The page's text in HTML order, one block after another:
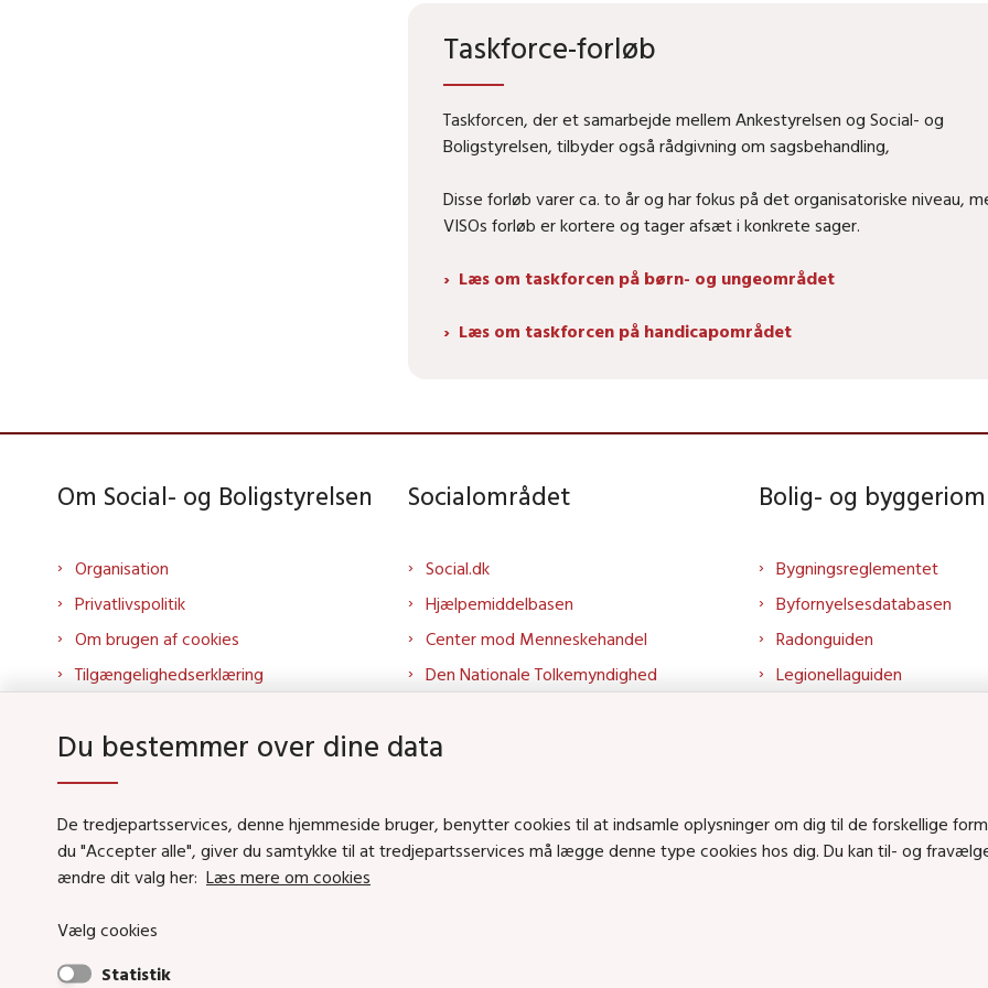
Taskforce-forløb
Taskforcen, der et samarbejde mellem Ankestyrelsen og Social- og
Boligstyrelsen, tilbyder også rådgivning om sagsbehandling,
Disse forløb varer ca. to år og har fokus på det organisatoriske niveau,
VISOs forløb er kortere og tager afsæt i konkrete sager.
Læs om taskforcen på børn- og ungeområdet
Læs om taskforcen på handicapområdet
Om Social- og Boligstyrelsen
Organisation
Privatlivspolitik
Om brugen af cookies
Tilgængelighedserklæring
Kontakt os
Whistleblowerordning
About us
Socialområdet
Social.dk
Hjælpemiddelbasen
Center mod Menneskehandel
Den Nationale Tolkemyndighed
Tolkeportalen
Socialområdet på YouTube
Podcasts på SoundCloud
Bolig- og
Bygningsreglementet
Byfornyelsesdatabasen
Radonguiden
Legionellaguiden
Bolig og byggeri på
Bolig og byggeri på
Du bestemmer over dine data
De tredjepartsservices, denne hjemmeside bruger, benytter cookies til at indsamle oplysninger om dig til de forskellige
du "Accepter alle", giver du samtykke til at tredjepartsservices må lægge denne type cookies hos dig. Du kan til- og
ændre dit valg her: Læs mere om cookies
Vælg cookies
Statistik